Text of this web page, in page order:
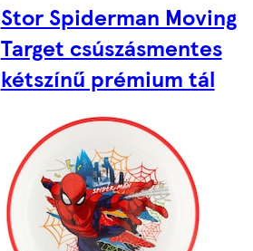
Stor Spiderman Moving
Target csúszásmentes
kétszínű prémium tál